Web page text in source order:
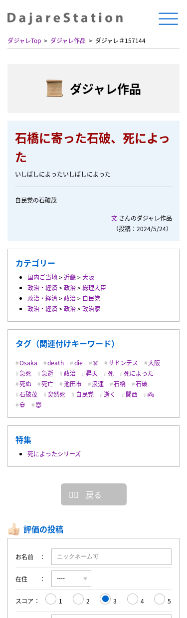
ダジャレTop ダジャレ作品 ダジャレ＃157144
ダジャレ作品
石橋に寄った石破、死によっ
た
いしばしによったいしばしによった
自民党の石破茂
文 さんのダジャレ作品
（投稿：2024/5/24）
カテゴリー
国内ご当地>近畿>大阪
政治・経済>政治>総理大臣
政治・経済>政治> 自民党
政治・経済>政治>政治家
タグ（関連付けキーワード）
Osaka death die ☠️ サドンデス
大阪
急死
急逝 政治 昇天 死
死によった
死ぬ
死亡 池田市 浪速 石橋
石破
石破茂
突然死 自民党 逝く 関西
👼
💀
😇
特集
死によったシリーズ
戻る
評価の投稿
お名前
在住
スコア 1 2 3 4 5